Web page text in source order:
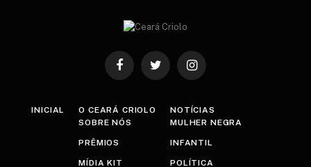
FacebookTwitter Instagram
INICIAL
O CEARÁ CRIOLO
SOBRE NÓS
PRÊMIOS
MÍDIA KIT
NOTÍCIAS
MULHER NEGRA
INFANTIL
POLÍTICA